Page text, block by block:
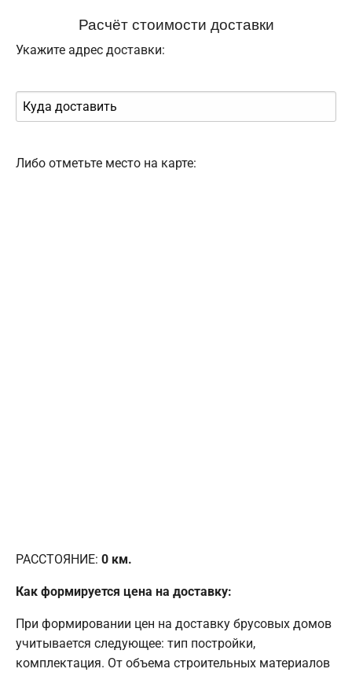
Расчёт стоимости доставки
Укажите адрес доставки:
Либо отметьте место на карте:
РАССТОЯНИЕ: 0 км.
Как формируется цена на доставку:
При формировании цен на доставку брусовых домов
учитывается следующее: тип постройки,
комплектация. От объема строительных материалов